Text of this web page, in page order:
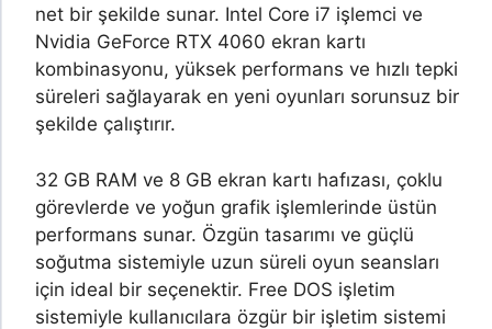
net bir şekilde sunar. Intel Core i7 işlemci ve
Nvidia GeForce RTX 4060 ekran kartı
kombinasyonu, yüksek performans ve hızlı tepki
süreleri sağlayarak en yeni oyunları sorunsuz bir
şekilde çalıştırır.
32 GB RAM ve 8 GB ekran kartı hafızası, çoklu
görevlerde ve yoğun grafik işlemlerinde üstün
performans sunar. Özgün tasarımı ve güçlü
soğutma sistemiyle uzun süreli oyun seansları
için ideal bir seçenektir. Free DOS işletim
sistemiyle kullanıcılara özgür bir işletim sistemi